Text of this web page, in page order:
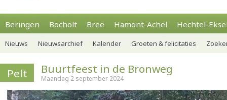
Beringen Bocholt Bree Hamont-Achel Hechtel-
Nieuws Nieuwsarchief Kalender Groeten & felicitaties
Pelt Buurtfeest in de Bronweg
Maandag 2 september 2024